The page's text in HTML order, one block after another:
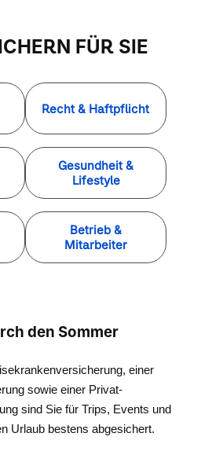
Ihre Wunschthemen zu
Anruf!
FÜR SIE
Recht & Haftpflicht
Gesundheit &
Lifestyle
Betrieb &
Mitarbeiter
den Sommer
einer
sowie einer Privat-
sind Sie für Trips, Events und
Urlaub bestens abgesichert.